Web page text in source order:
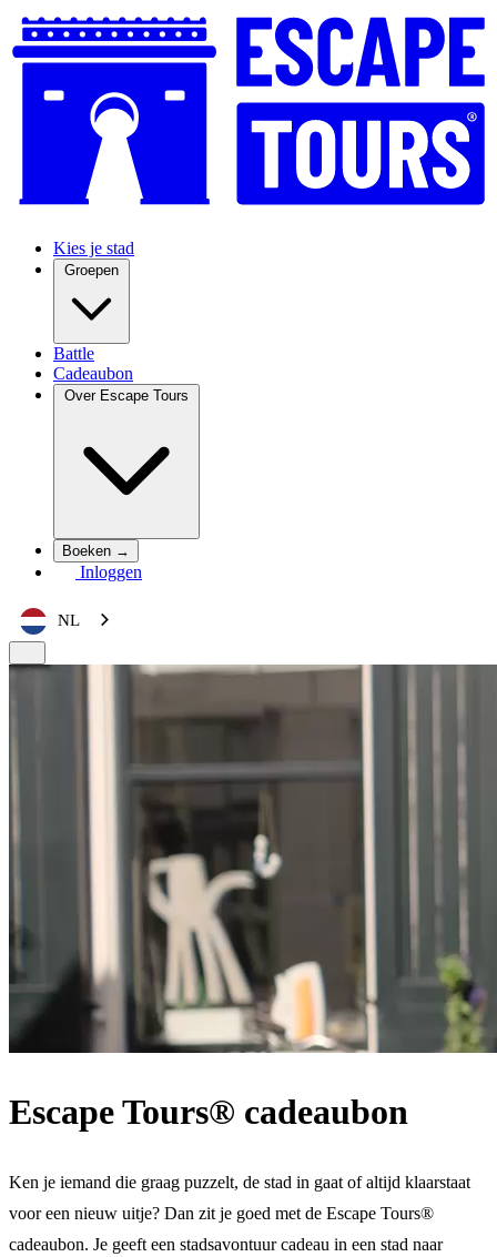
Kies je stad
Groepen
Battle
Cadeaubon
Over Escape Tours
Boeken →
Inloggen
NL
Escape Tours® cadeaubon
Ken je iemand die graag puzzelt, de stad in gaat of altijd klaarstaat
voor een nieuw uitje? Dan zit je goed met de Escape Tours®
cadeaubon. Je geeft een stadsavontuur cadeau in een stad naar